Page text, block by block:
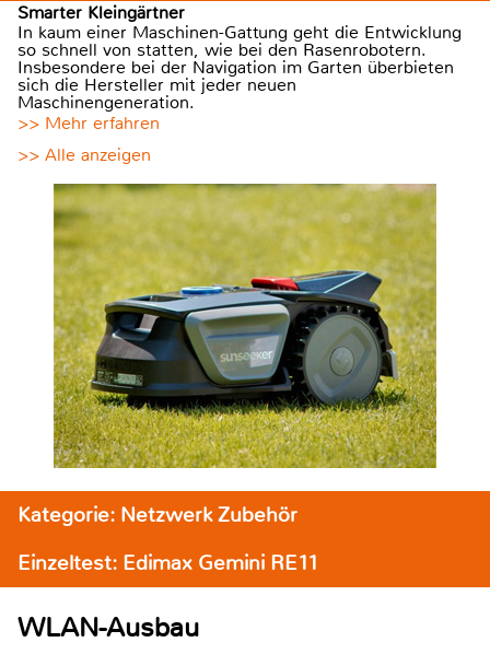
Smarter Kleingärtner
In kaum einer Maschinen-Gattung geht die Entwicklung
so schnell von statten, wie bei den Rasenrobotern.
Insbesondere bei der Navigation im Garten überbieten
sich die Hersteller mit jeder neuen
Maschinengeneration.
>> Mehr erfahren
>> Alle anzeigen
Kategorie: Netzwerk Zubehör
Einzeltest: Edimax Gemini RE11
WLAN-Ausbau